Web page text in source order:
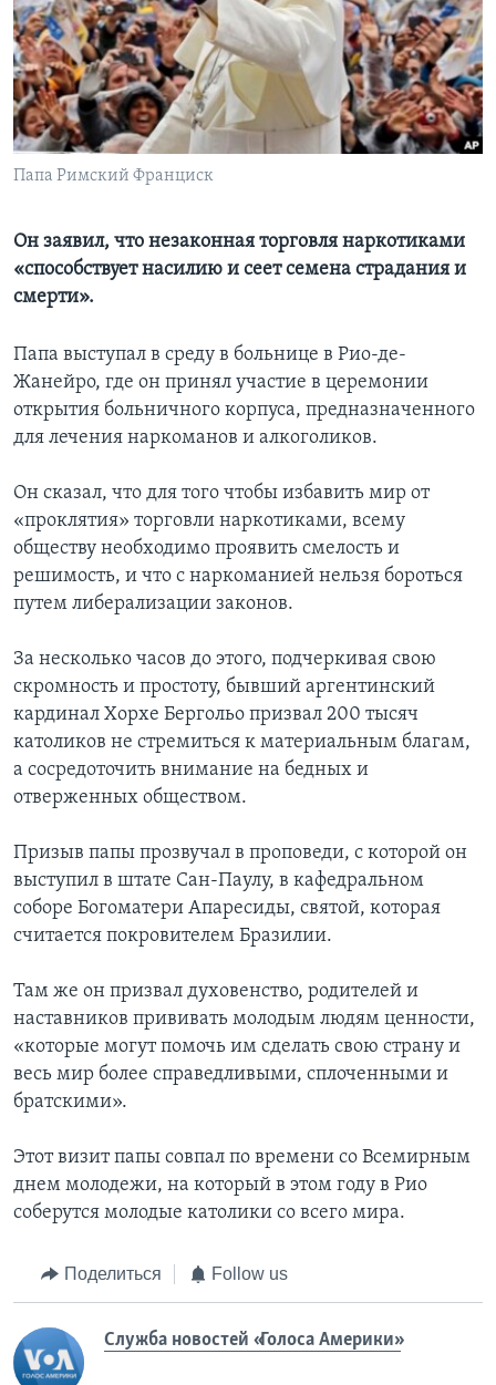
Learning English
СОЦИАЛЬНЫЕ СЕТИ
Папа Римский Франциск
Он заявил, что незаконная торговля наркотиками
«способствует насилию и сеет семена страдания и
смерти».
Папа выступал в среду в больнице в Рио-де-
Жанейро, где он принял участие в церемонии
открытия больничного корпуса, предназначенного
для лечения наркоманов и алкоголиков.
Он сказал, что для того чтобы избавить мир от
«проклятия» торговли наркотиками, всему
обществу необходимо проявить смелость и
решимость, и что с наркоманией нельзя бороться
путем либерализации законов.
За несколько часов до этого, подчеркивая свою
скромность и простоту, бывший аргентинский
кардинал Хорхе Бергольо призвал 200 тысяч
католиков не стремиться к материальным благам,
а сосредоточить внимание на бедных и
отверженных обществом.
Призыв папы прозвучал в проповеди, с которой он
выступил в штате Сан-Паулу, в кафедральном
соборе Богоматери Апаресиды, святой, которая
считается покровителем Бразилии.
Там же он призвал духовенство, родителей и
наставников прививать молодым людям ценности,
«которые могут помочь им сделать свою страну и
весь мир более справедливыми, сплоченными и
братскими».
Этот визит папы совпал по времени со Всемирным
днем молодежи, на который в этом году в Рио
соберутся молодые католики со всего мира.
Поделиться Follow us
Служба новостей «Голоса Америки»